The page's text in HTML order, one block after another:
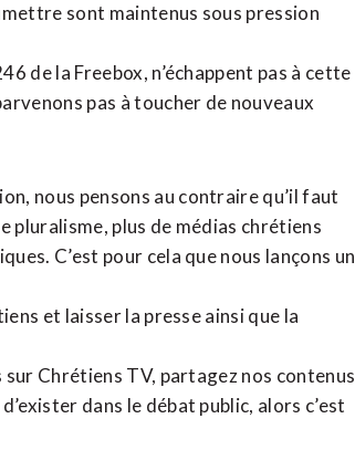
sont maintenus sous pression
de la Freebox, n’échappent pas à cette
pas à toucher de nouveaux
nous pensons au contraire qu’il faut
pluralisme, plus de médias chrétiens
C’est pour cela que nous lançons un
et laisser la presse ainsi que la
Chrétiens TV, partagez nos contenus
dans le débat public, alors c’est